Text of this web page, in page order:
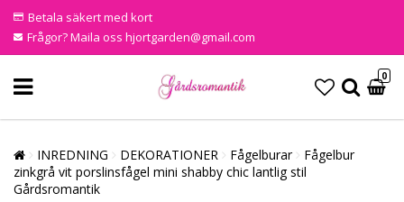
Betala säkert med kort
Frågor? Maila oss hjortgarden@gmail.com
0
INREDNING DEKORATIONER Fågelburar
Fågelbur
zinkgrå vit porslinsfågel mini shabby chic lantlig stil
Gårdsromantik